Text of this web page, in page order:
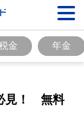
金 年金
見！ 無料